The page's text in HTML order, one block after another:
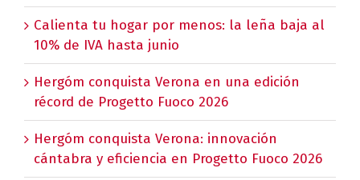
Calienta tu hogar por menos: la leña baja al
10% de IVA hasta junio
Hergóm conquista Verona en una edición
récord de Progetto Fuoco 2026
Hergóm conquista Verona: innovación
cántabra y eficiencia en Progetto Fuoco 2026